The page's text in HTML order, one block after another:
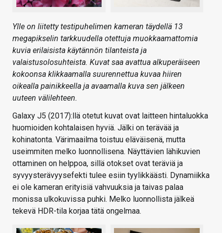
Ylle on liitetty testipuhelimen kameran täydellä 13
megapikselin tarkkuudella otettuja muokkaamattomia
kuvia erilaisista käytännön tilanteista ja
valaistusolosuhteista. Kuvat saa avattua alkuperäiseen
kokoonsa klikkaamalla suurennettua kuvaa hiiren
oikealla painikkeella ja avaamalla kuva sen jälkeen
uuteen välilehteen.
Galaxy J5 (2017):llä otetut kuvat ovat laitteen hintaluokka
huomioiden kohtalaisen hyviä. Jälki on terävää ja
kohinatonta. Värimaailma toistuu eläväisenä, mutta
useimmiten melko luonnollisena. Näyttävien lähikuvien
ottaminen on helppoa, sillä otokset ovat teräviä ja
syvyysterävyysefekti tulee esiin tyylikkäästi. Dynamiikka
ei ole kameran erityisiä vahvuuksia ja taivas palaa
monissa ulkokuvissa puhki. Melko luonnollista jälkeä
tekevä HDR-tila korjaa tätä ongelmaa.